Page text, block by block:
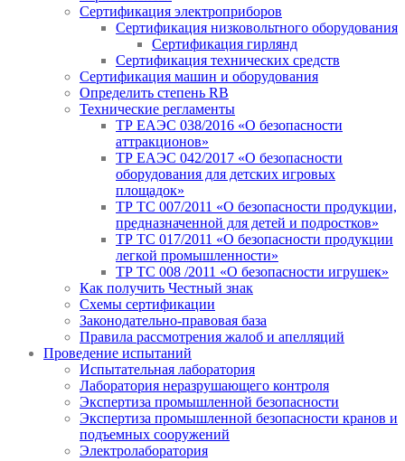
Сертификация электроприборов
Сертификация низковольтного оборудования
Сертификация гирлянд
Сертификация технических средств
Сертификация машин и оборудования
Определить степень RB
Технические регламенты
ТР ЕАЭС 038/2016 «О безопасности
аттракционов»
ТР ЕАЭС 042/2017 «О безопасности
оборудования для детских игровых
площадок»
ТР ТС 007/2011 «О безопасности продукции,
предназначенной для детей и подростков»
ТР ТС 017/2011 «О безопасности продукции
легкой промышленности»
ТР ТС 008 /2011 «О безопасности игрушек»
Как получить Честный знак
Схемы сертификации
Законодательно-правовая база
Правила рассмотрения жалоб и апелляций
Проведение испытаний
Испытательная лаборатория
Лаборатория неразрушающего контроля
Экспертиза промышленной безопасности
Экспертиза промышленной безопасности кранов и
подъемных сооружений
Электролаборатория